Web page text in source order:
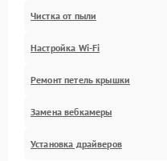
Чистка от пыли
Настройка Wi-Fi
Ремонт петель крышки
Замена вебкамеры
Установка драйверов